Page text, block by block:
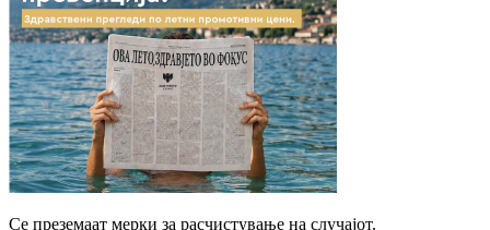
Се преземаат мерки за расчистување на случајот.